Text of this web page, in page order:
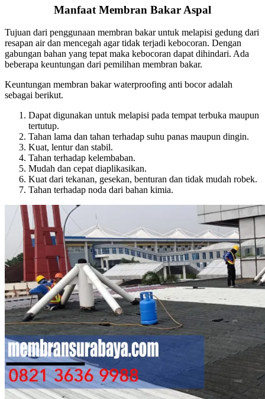
Manfaat Membran Bakar Aspal
Tujuan dari penggunaan membran bakar untuk melapisi gedung dari
resapan air dan mencegah agar tidak terjadi kebocoran. Dengan
gabungan bahan yang tepat maka kebocoran dapat dihindari. Ada
beberapa keuntungan dari pemilihan membran bakar.
Keuntungan membran bakar waterproofing anti bocor adalah
sebagai berikut.
Dapat digunakan untuk melapisi pada tempat terbuka maupun
tertutup.
Tahan lama dan tahan terhadap suhu panas maupun dingin.
Kuat, lentur dan stabil.
Tahan terhadap kelembaban.
Mudah dan cepat diaplikasikan.
Kuat dari tekanan, gesekan, benturan dan tidak mudah robek.
Tahan terhadap noda dari bahan kimia.